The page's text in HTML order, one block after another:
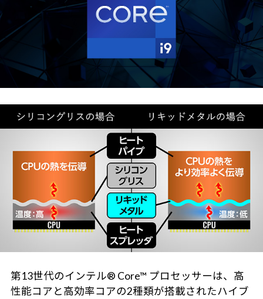
第13世代のインテル® Core™ プロセッサーは、高
性能コアと高効率コアの2種類が搭載されたハイブ